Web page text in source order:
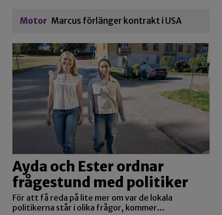
Motor Marcus förlänger kontrakt i USA
Ayda och Ester ordnar
frågestund med politiker
För att få reda på lite mer om var de lokala
politikerna står i olika frågor, kommer…